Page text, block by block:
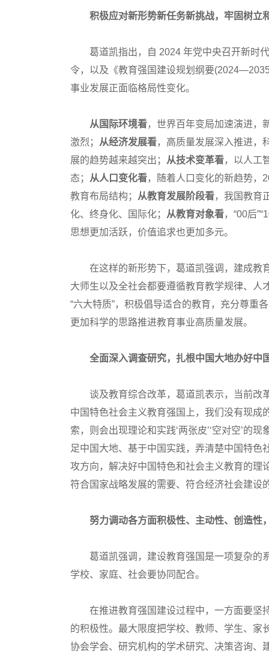
积极应对新形势新任务新挑战，牢固树立
葛道凯指出，自 2024 年党中央召开新时代
令，以及《教育强国建设规划纲要
事业发展正面临格局性变化。
从国际环境看，世界百年变局加速演进，
激烈； 从经济发展看，高质量发展深入推进，
展的趋势越来越突出； 从技术变革看，以人工
态； 从人口变化看，随着人口变化的新趋势，
教育布局结构； 从教育发展阶段看，我国教育
化、终身化、国际化； 从教育对象看，“00后
思想更加活跃，价值追求也更加多元。
在这样的新形势下，葛道凯强调，建成教
大师生以及全社会都要遵循教育教学规律、人
“六大特质”，积极倡导适合的教育，充分尊重
更加科学的思路推进教育事业高质量发展。
全面深入调查研究，扎根中国大地办好中
谈及教育综合改革，葛道凯表示，当前改革
中国特色社会主义教育强国上，我们没有现成
索，则会出现理论和实践‘两张皮’‘空对空’的
足中国大地、基于中国实践，弄清楚中国特
攻方向，解决好中国特色和社会主义教育的理
符合国家战略发展的需要、符合经济社会建设
努力调动各方面积极性、主动性、创造性
葛道凯强调，建设教育强国是一项复杂的
学校、家庭、社会要协同配合。
在推进教育强国建设过程中，一方面要坚
的积极性。最大限度把学校、教师、学生、家
协会学会、研究机构的学术研究、决策咨询、